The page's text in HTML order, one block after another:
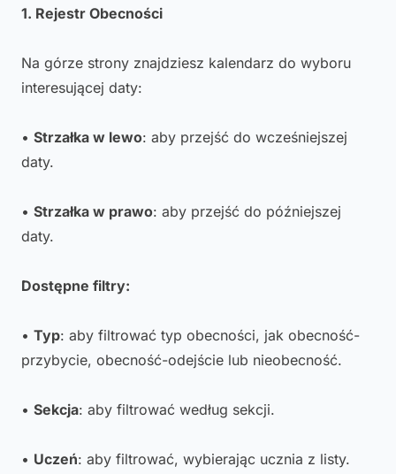
1. Rejestr Obecności
Na górze strony znajdziesz kalendarz do wyboru
interesującej daty:
• Strzałka w lewo: aby przejść do wcześniejszej
daty.
• Strzałka w prawo: aby przejść do późniejszej
daty.
Dostępne filtry:
• Typ: aby filtrować typ obecności, jak obecność-
przybycie, obecność-odejście lub nieobecność.
• Sekcja: aby filtrować według sekcji.
• Uczeń: aby filtrować, wybierając ucznia z listy.